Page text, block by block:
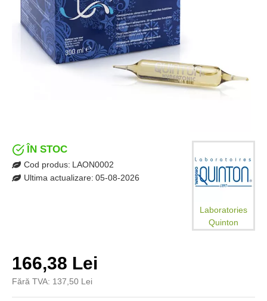
166,38 Lei
Fără TVA: 137,50 Lei
ÎN STOC
Cod produs: LAON0002
Ultima actualizare: 05-08-2026
Laboratories
Quinton